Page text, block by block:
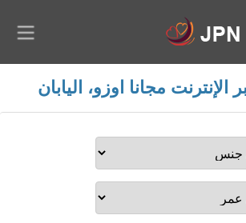
الإنترنت مجانا اوزو، اليابان